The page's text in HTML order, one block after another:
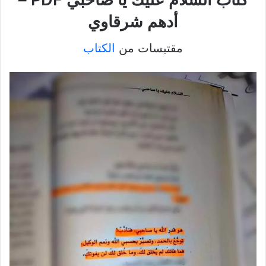
أدهم شرقاوي
مقتبسات من الكتاب